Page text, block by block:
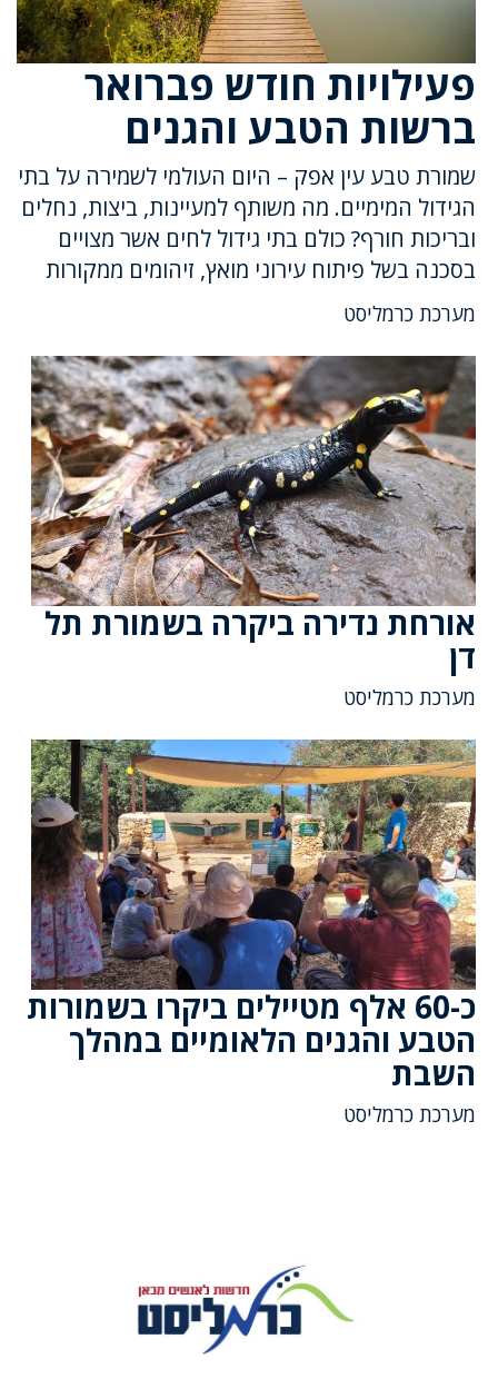
פעילויות חודש פברואר
ברשות הטבע והגנים
שמורת טבע עין אפק – היום העולמי לשמירה על בתי
הגידול המימיים. מה משותף למעיינות, ביצות, נחלים
ובריכות חורף? כולם בתי גידול לחים אשר מצויים
בסכנה בשל פיתוח עירוני מואץ, זיהומים ממקורות
מערכת כרמליסט
אורחת נדירה ביקרה בשמורת תל
דן
מערכת כרמליסט
כ-60 אלף מטיילים ביקרו בשמורות
הטבע והגנים הלאומיים במהלך
השבת
מערכת כרמליסט